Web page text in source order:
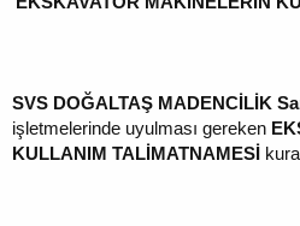
SVS DOĞALTAŞ MADENCİLİK
işletmelerinde uyulması gereken
KULLANIM TALİMATNAMESİ